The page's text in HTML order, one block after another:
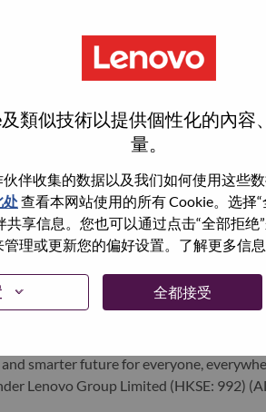
類似技術以提供個性化的內容
量。
伴收集的数据以及我们如何使用这些
处查看本网站使用的所有 Cookie。选择
共享信息。您也可以通过点击“全部拒
理或更新您的偏好设置。了解更多信
全都接受
do. We WOW our customers.
ranked #196 in the Fortune
markets. Focused on a bold vision to
as the world’s largest PC company
devices (PCs, workstations,
computing and software defined
continued investment in world-
smarter future for everyone,
Lenovo Group Limited (HKSE: 992)